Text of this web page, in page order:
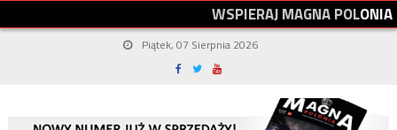
WSPIERAJMAGNAPOLONIA
Piątek, 07 Sierpnia 2026